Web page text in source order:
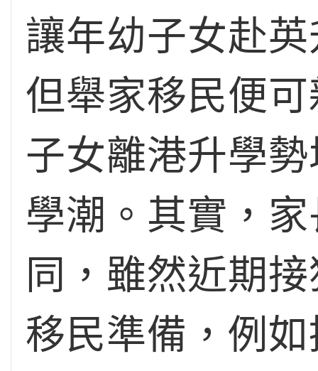
讓年幼子女赴
但舉家移民便
子女離港升學
學潮。其實，
同，雖然近期
移民準備，例